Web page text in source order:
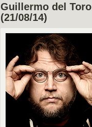
Guillermo del Toro
(21/08/14)